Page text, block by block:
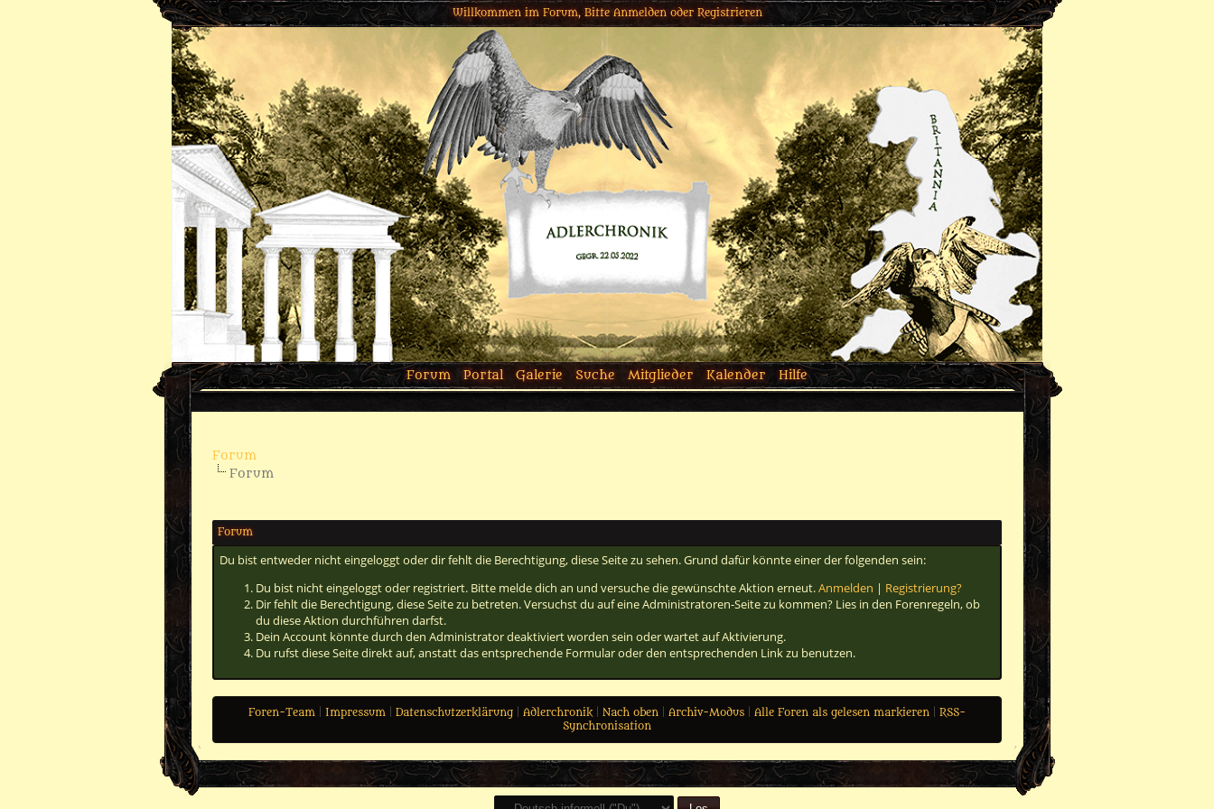
Willkommen im Forum, Bitte Anmeldenoder Registrieren
Forum Portal Galerie Suche Mitglieder Kalender Hilfe
Forum
Forum
Forum
Du bist entweder nicht eingeloggt oder dir fehlt die Berechtigung, diese Seite zu sehen. Grund dafür könnte einer der folgenden sein:
Du bist nicht eingeloggt oder registriert. Bitte melde dich an und versuche die gewünschte Aktion erneut.Anmelden | Registrierung?
Dir fehlt die Berechtigung, diese Seite zu betreten. Versuchst du auf eine Administratoren-Seite zu kommen? Lies in den Forenregeln, ob
du diese Aktion durchführen darfst.
Dein Account könnte durch den Administrator deaktiviert worden sein oder wartet auf Aktivierung.
Du rufst diese Seite direkt auf, anstatt das entsprechende Formular oder den entsprechenden Link zu benutzen.
Foren-Team Impressum Datenschutzerklärung Adlerchronik| Nach oben Archiv-Modus Alle Foren als gelesen markieren
RSS-
Synchronisation